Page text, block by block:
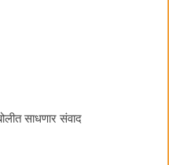
साधणार संवाद